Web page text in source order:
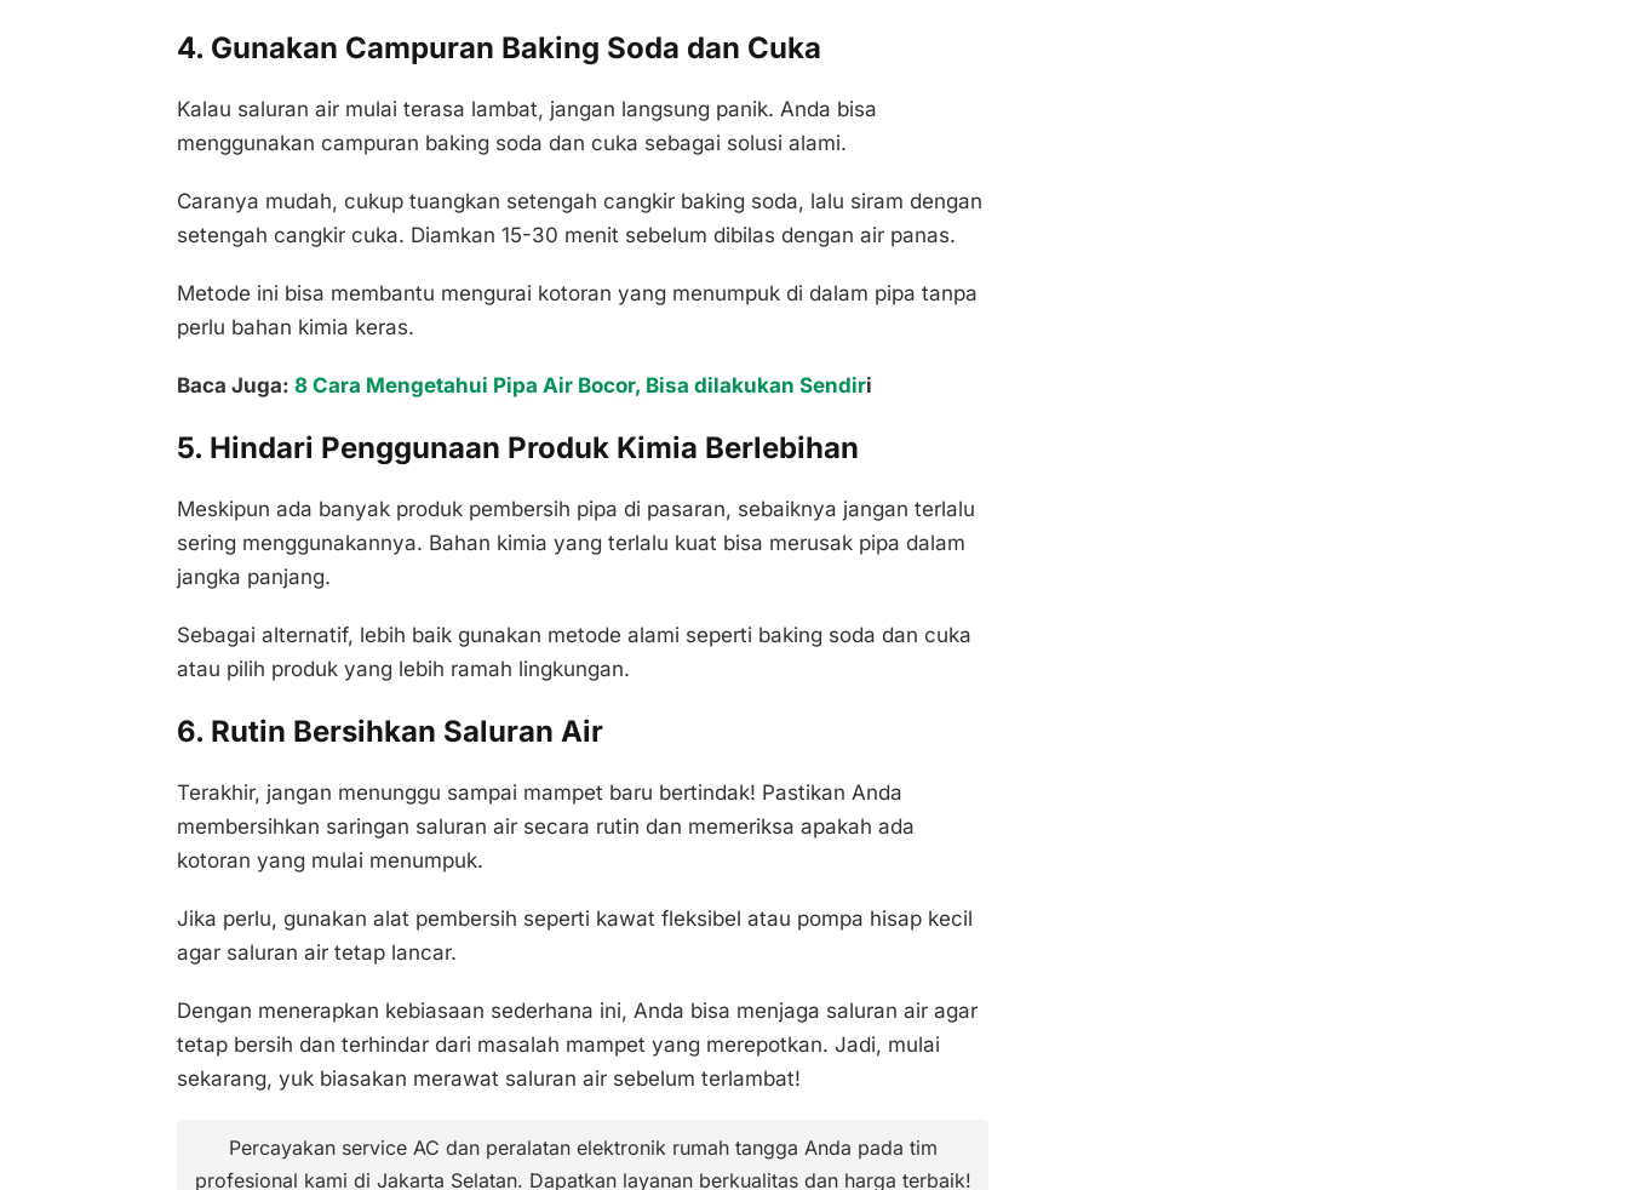
4. Gunakan Campuran Baking Soda dan Cuka
Kalau saluran air mulai terasa lambat, jangan langsung panik. Anda bisa
menggunakan campuran baking soda dan cuka sebagai solusi alami.
Caranya mudah, cukup tuangkan setengah cangkir baking soda, lalu siram dengan
setengah cangkir cuka. Diamkan 15-30 menit sebelum dibilas dengan air panas.
Metode ini bisa membantu mengurai kotoran yang menumpuk di dalam pipa tanpa
perlu bahan kimia keras.
Baca Juga: 8 Cara Mengetahui Pipa Air Bocor, Bisa dilakukan Sendiri
5. Hindari Penggunaan Produk Kimia Berlebihan
Meskipun ada banyak produk pembersih pipa di pasaran, sebaiknya jangan terlalu
sering menggunakannya. Bahan kimia yang terlalu kuat bisa merusak pipa dalam
jangka panjang.
Sebagai alternatif, lebih baik gunakan metode alami seperti baking soda dan cuka
atau pilih produk yang lebih ramah lingkungan.
6. Rutin Bersihkan Saluran Air
Terakhir, jangan menunggu sampai mampet baru bertindak! Pastikan Anda
membersihkan saringan saluran air secara rutin dan memeriksa apakah ada
kotoran yang mulai menumpuk.
Jika perlu, gunakan alat pembersih seperti kawat fleksibel atau pompa hisap kecil
agar saluran air tetap lancar.
Dengan menerapkan kebiasaan sederhana ini, Anda bisa menjaga saluran air agar
tetap bersih dan terhindar dari masalah mampet yang merepotkan. Jadi, mulai
sekarang, yuk biasakan merawat saluran air sebelum terlambat!
Percayakan service AC dan peralatan elektronik rumah tangga Anda pada tim
profesional kami di Jakarta Selatan. Dapatkan layanan berkualitas dan harga terbaik!